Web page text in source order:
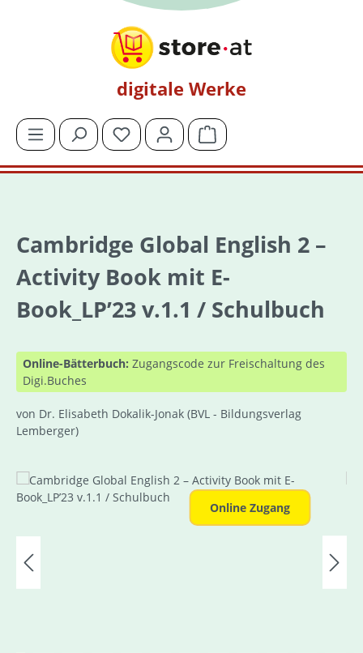
digitale Werke
Du hast 0 Produkte auf dem Merkzettel
Warenkorb enthält 0
Cambridge Global English 2 –
Activity Book mit E-
Book_LP’23 v.1.1 / Schulbuch
Online-Bätterbuch: Zugangscode zur Freischaltung des
Digi.Buches
von Dr. Elisabeth Dokalik-Jonak (BVL - Bildungsverlag
Lemberger)
Bildergalerie überspringen
Online Zugang